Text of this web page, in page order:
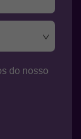
do nosso